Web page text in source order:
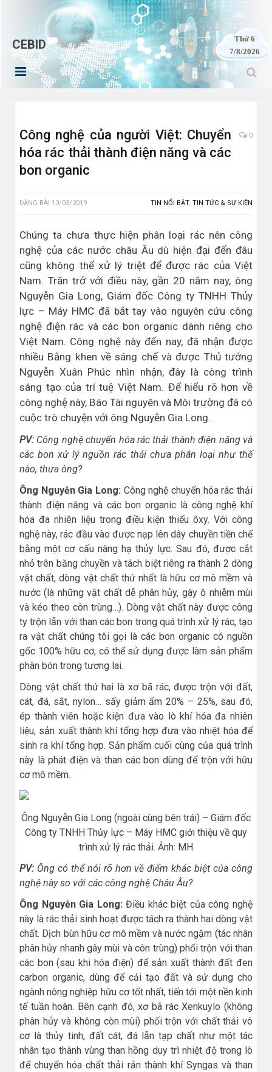
CEBID
Thứ 6
7/8/2026
Công nghệ của người Việt: Chuyển
hóa rác thải thành điện năng và các
bon organic
0
ĐĂNG BÀI 13/03/2019 TIN NỔI BẬT, TIN TỨC & SỰ KIỆN
Chúng ta chưa thực hiện phân loại rác nên công
nghệ của các nước châu Âu dù hiện đại đến đâu
cũng không thể xử lý triệt để được rác của Việt
Nam. Trăn trở với điều này, gần 20 năm nay, ông
Nguyễn Gia Long, Giám đốc Công ty TNHH Thủy
lực – Máy HMC đã bắt tay vào nguyên cứu công
nghệ điện rác và các bon organic dành riêng cho
Việt Nam. Công nghệ này đến nay, đã nhận được
nhiều Bằng khen về sáng chế và được Thủ tướng
Nguyễn Xuân Phúc nhìn nhận, đây là công trình
sáng tạo của trí tuệ Việt Nam. Để hiểu rõ hơn về
công nghệ này, Báo Tài nguyên và Môi trường đã có
cuộc trò chuyện với ông Nguyễn Gia Long.
PV: Công nghệ chuyển hóa rác thải thành điện năng và
các bon xử lý nguồn rác thải chưa phân loại như thế
nào, thưa ông?
Ông Nguyễn Gia Long: Công nghệ chuyển hóa rác thải
thành điện năng và các bon organic là công nghệ khí
hóa đa nhiên liệu trong điều kiện thiếu ôxy. Với công
nghệ này, rác đầu vào được nạp lên dây chuyền tiền chế
bằng một cơ cấu nâng hạ thủy lực. Sau đó, được cắt
nhỏ trên băng chuyền và tách biệt riêng ra thành 2 dòng
vật chất, dòng vật chất thứ nhất là hữu cơ mô mềm và
nước (là những vật chất dễ phân hủy, gây ô nhiễm mùi
và kéo theo côn trùng…). Dòng vật chất này được công
ty trộn lẫn với than các bon trong quá trình xử lý rác, tạo
ra vật chất chúng tôi gọi là các bon organic có nguồn
gốc 100% hữu cơ, có thể sử dụng được làm sản phẩm
phân bón trong tương lai.
Dòng vật chất thứ hai là xơ bã rác, được trộn với đất,
cát, đá, sắt, nylon… sấy giảm ẩm 20% – 25%, sau đó,
ép thành viên hoặc kiện đưa vào lò khí hóa đa nhiên
liệu, sản xuất thành khí tổng hợp đưa vào nhiệt hóa để
sinh ra khí tổng hợp. Sản phẩm cuối cùng của quá trình
này là phát điện và than các bon dùng để trộn với hữu
cơ mô mềm.
Ông Nguyễn Gia Long (ngoài cùng bên trái) – Giám đốc
Công ty TNHH Thủy lực – Máy HMC giới thiệu về quy
trình xử lý rác thải. Ảnh: MH
PV: Ông có thể nói rõ hơn về điểm khác biệt của công
nghệ này so với các công nghệ Châu Âu?
Ông Nguyễn Gia Long:Điều khác biệt của công nghệ
này là rác thải sinh hoạt được tách ra thành hai dòng vật
chất. Dịch bùn hữu cơ mô mềm và nước ngậm (tác nhân
phân hủy nhanh gây mùi và côn trùng) phối trộn với than
các bon (sau khi hóa điện) để sản xuất thành đất đen
carbon organic, dùng để cải tạo đất và sử dụng cho
ngành nông nghiệp hữu cơ tốt nhất, tiến tới một nền kinh
tế tuần hoàn. Bên cạnh đó, xơ bã rác Xenkuylo (không
phân hủy và không còn mùi) phối trộn với chất thải vô
cơ là thủy tinh, đất cát, đá lẫn tạp chất như một tác
nhân tạo thành vùng than hồng duy trì nhiệt độ trong lò
để chuyển hóa chất thải rắn thành khí Syngas và than